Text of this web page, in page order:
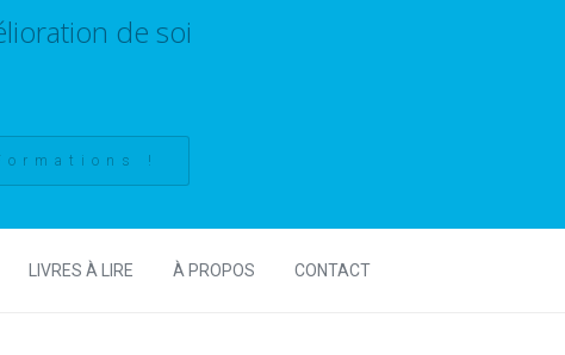
de soi
!
LIVRES À LIRE À PROPOS CONTACT